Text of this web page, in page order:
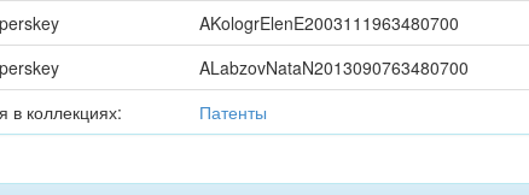
AKologrElenE2003111963480700
ALabzovNataN2013090763480700
в коллекциях:
Патенты